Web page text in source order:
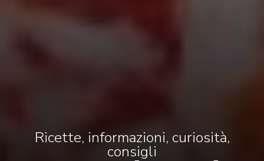
Ricette, informazioni, curiosità,
consigli